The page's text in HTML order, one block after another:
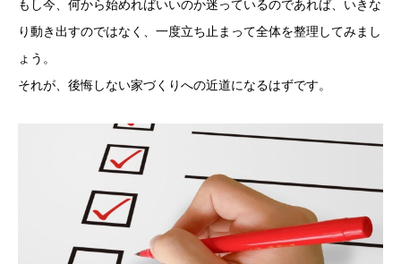
もし今、何から始めればいいのか迷っているのであれば、いきな
り動き出すのではなく、一度立ち止まって全体を整理してみまし
ょう。
それが、後悔しない家づくりへの近道になるはずです。